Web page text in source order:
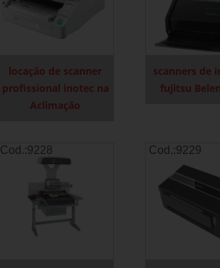
locação de scanner
profissional inotec na
Aclimação
scanners de
fujitsu
Cod.:9228 Cod.:9229